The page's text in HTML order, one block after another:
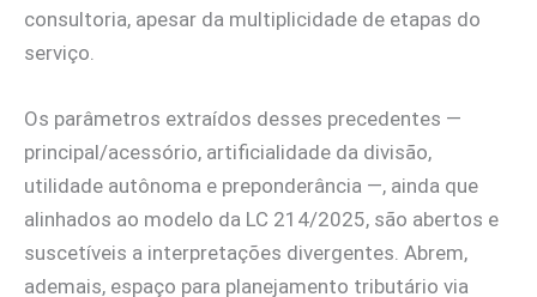
consultoria, apesar da multiplicidade de etapas do
serviço.
Os parâmetros extraídos desses precedentes —
principal/acessório, artificialidade da divisão,
utilidade autônoma e preponderância —, ainda que
alinhados ao modelo da LC 214/2025, são abertos e
suscetíveis a interpretações divergentes. Abrem,
ademais, espaço para planejamento tributário via